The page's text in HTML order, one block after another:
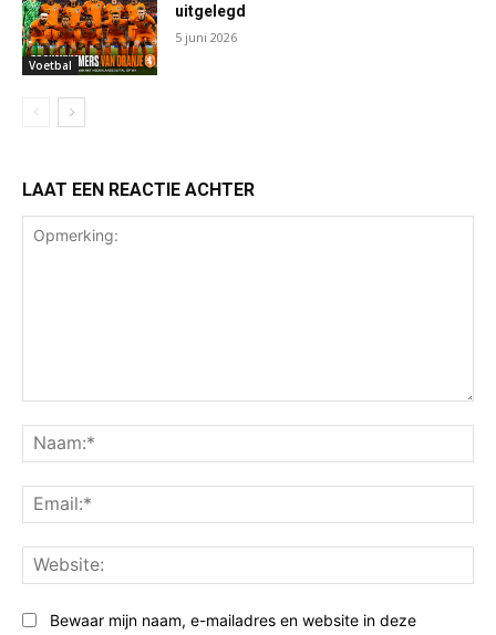
Voetbal
uitgelegd
5 juni 2026
LAAT EEN REACTIE ACHTER
Bewaar mijn naam, e-mailadres en website in deze